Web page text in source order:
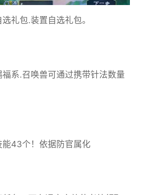
礼包.装置自选礼包。
系.召唤兽可通过携带针法数量
43个！依据防官属化